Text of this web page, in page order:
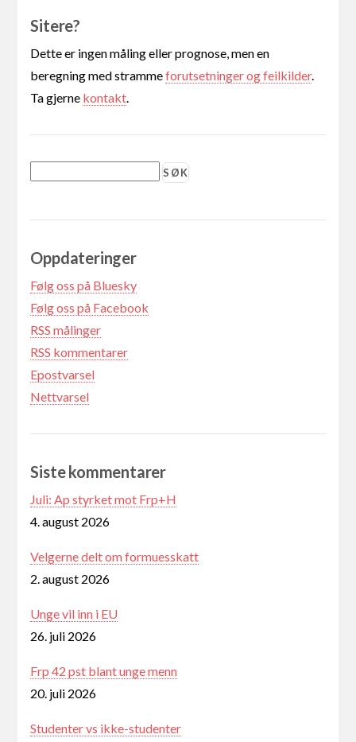
Sitere?
Dette er ingen måling eller prognose, men en
beregning med strammeforutsetninger og feilkilder.
Ta gjerne kontakt.
Oppdateringer
Følg oss på Bluesky
Følg oss på Facebook
RSS målinger
RSS kommentarer
Epostvarsel
Nettvarsel
Siste kommentarer
Juli: Ap styrket mot Frp+H
4. august 2026
Velgerne delt om formuesskatt
2. august 2026
Unge vil inn i EU
26. juli 2026
Frp 42 pst blant unge menn
20. juli 2026
Studenter vs ikke-studenter